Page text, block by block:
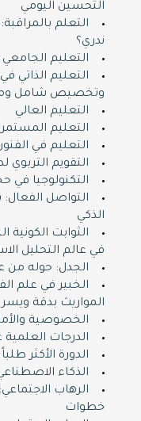
التحسين اليومي
التعلم
ندري؟
التعليم الجامعي
التعليم الذاتي
وتخصيص شامل
التعليم العالي
التعليم
التعليم في
التقويم التربوي
التكنولوجيا في
التواصل الفعال:
الذكي
الثوابت
في عالم التحليل
الجدل: حوله من
الخبير في علم
المواريث بدقة ويسر
الخصوصية
الدرجات العلمية
الدورة اﻷكثر
الذكاء
الرهاب
خطوات